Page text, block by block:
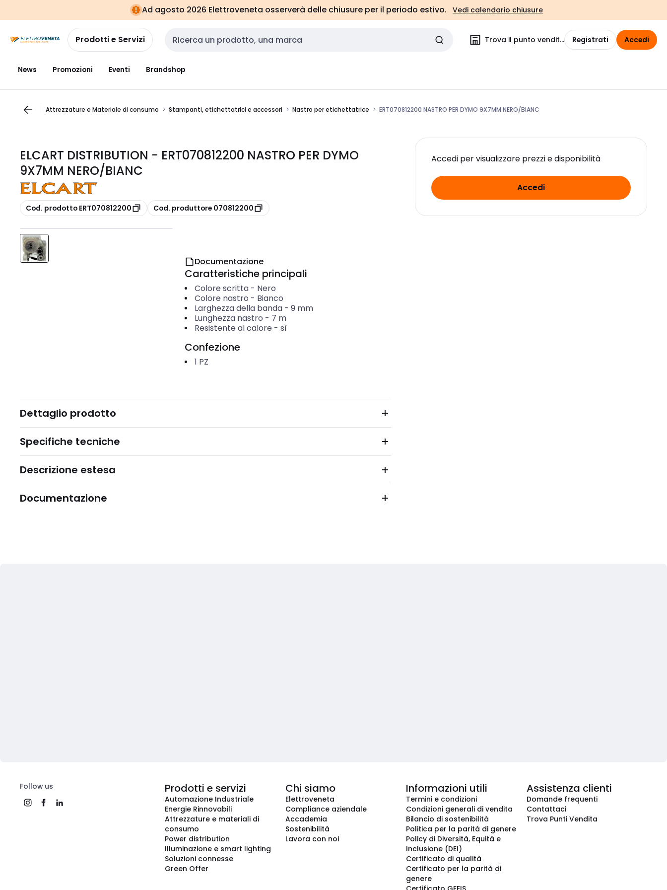
navigazionealla
pagina
Ad agosto 2026 Elettroveneta osserverà delle chiusure per il periodo estivo. Vedi calendario chiusure
Prodotti e Servizi Cerca input Trova il punto vendita Registrati Accedi
News Promozioni Eventi Brandshop
Attrezzature e Materiale di consumo Stampanti, etichettatrici e accessori Nastro per etichettatrice ERT070812200 NASTRO PER DYMO 9X7MM NERO/BIANC
ELCART DISTRIBUTION - ERT070812200 NASTRO PER DYMO
9X7MM NERO/BIANC
copia
Cod. prodotto ERT070812200 copia
Cod. produttore 070812200
Accedi per visualizzare prezzi e disponibilità
Accedi
Documentazione
Caratteristiche principali
Colore scritta- Nero
Colore nastro - Bianco
Larghezza della banda- 9 mm
Lunghezza nastro - 7 m
Resistente al calore - sì
Confezione
1 PZ
Dettaglio prodotto
Specifiche tecniche
Descrizione estesa
Documentazione
Follow us Prodotti e servizi
Automazione Industriale
Energie Rinnovabili
Attrezzature e materiali di
consumo
Power distribution
Illuminazione e smart lighting
Soluzioni connesse
Green Offer
Chi siamo
Elettroveneta
Compliance aziendale
Accademia
Sostenibilità
Lavora con noi
Informazioni utili
Termini e condizioni
Condizioni generali di vendita
Bilancio di sostenibilità
Politica per la parità di genere
Policy di Diversità, Equità e
Inclusione (DEI)
Certificato di qualità
Certificato per la parità di
genere
Assistenza clienti
Domande frequenti
Contattaci
Trova Punti Vendita